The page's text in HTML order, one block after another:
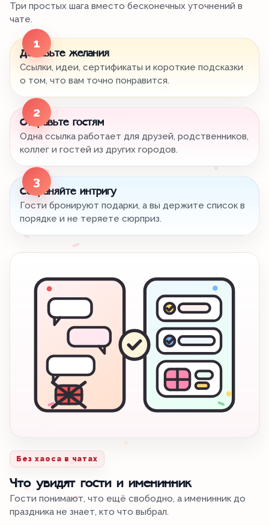
Три простых шага вместо бесконечных уточнений в
чате.
1
Добавьте желания
Ссылки, идеи, сертификаты и короткие подсказки
о том, что вам точно понравится.
2
Отправьте гостям
Одна ссылка работает для друзей, родственников,
коллег и гостей из других городов.
3
Сохраняйте интригу
Гости бронируют подарки, а вы держите список в
порядке и не теряете сюрприз.
Без хаоса в чатах
Что увидят гости и именинник
Гости понимают, что ещё свободно, а именинник до
праздника не знает, кто что выбрал.